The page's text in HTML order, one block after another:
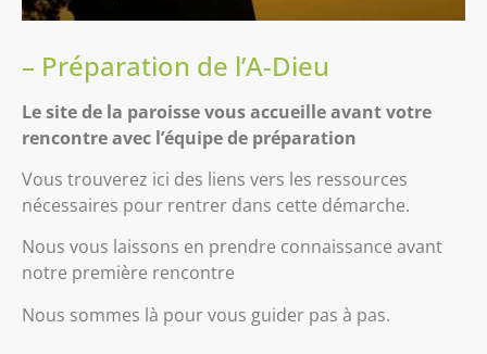
– Préparation de l’A-Dieu
Le site de la paroisse vous accueille avant votre
rencontre avec l’équipe de préparation
Vous trouverez ici des liens vers les ressources
nécessaires pour rentrer dans cette démarche.
Nous vous laissons en prendre connaissance avant
notre première rencontre
Nous sommes là pour vous guider pas à pas.